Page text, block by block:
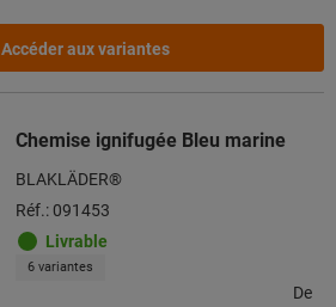
Accéder aux variantes
Chemise ignifugée Bleu marine
BLAKLÄDER®
Réf.: 091453
Livrable
6 variantes
De